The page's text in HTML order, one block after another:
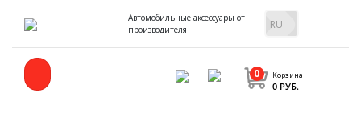
Автомобильные аксессуары от
производителя
Корзина
0
0 РУБ.